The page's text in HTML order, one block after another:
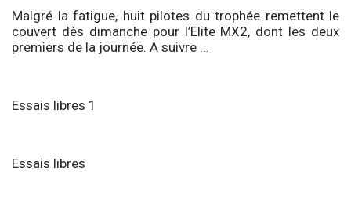
Malgré la fatigue, huit pilotes du trophée remettent le
couvert dès dimanche pour l’Elite MX2, dont les deux
premiers de la journée. A suivre …
Essais libres 1
Essais libres